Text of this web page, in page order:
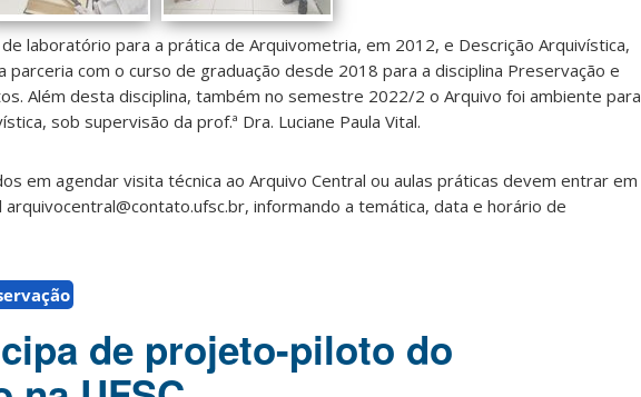
laboratório para a prática de Arquivometria, em 2012, e Descrição Arquivística,
parceria com o curso de graduação desde 2018 para a disciplina Preservação e
Além desta disciplina, também no semestre 2022/2 o Arquivo foi ambiente para
sob supervisão da prof.ª Dra. Luciane Paula Vital.
em agendar visita técnica ao Arquivo Central ou aulas práticas devem entrar em
informando a temática, data e horário de
de projeto-piloto do